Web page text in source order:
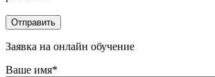
Заявка на онлайн обучение
Ваше имя*